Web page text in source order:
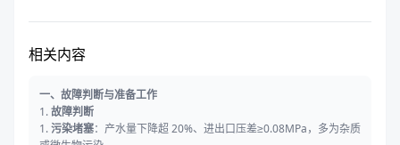
相关内容
一、故障判断与准备工作
1.故障判断
1.污染堵塞：产水量下降超 20%、进出口压差≥0.08MPa，多为杂质